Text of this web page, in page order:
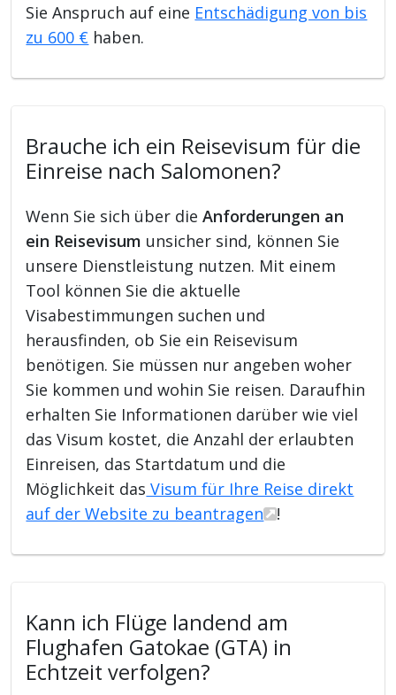
Sie Anspruch auf eine Entschädigung von bis
zu 600 € haben.
Brauche ich ein Reisevisum für die
Einreise nach Salomonen?
Wenn Sie sich über dieAnforderungen an
ein Reisevisum unsicher sind, können Sie
unsere Dienstleistung nutzen. Mit einem
Tool können Sie die aktuelle
Visabestimmungen suchen und
herausfinden, ob Sie ein Reisevisum
benötigen. Sie müssen nur angeben woher
Sie kommen und wohin Sie reisen. Daraufhin
erhalten Sie Informationen darüber wie viel
das Visum kostet, die Anzahl der erlaubten
Einreisen, das Startdatum und die
Möglichkeit das Visum für Ihre Reise direkt
auf der Website zu beantragen
!
Kann ich Flüge landend am
Flughafen Gatokae (GTA) in
Echtzeit verfolgen?